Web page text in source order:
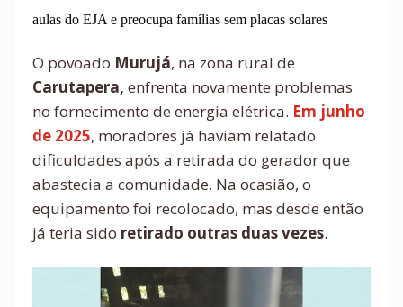
aulas do EJA e preocupa famílias sem placas solares
O povoado Murujá, na zona rural de
Carutapera, enfrenta novamente problemas
no fornecimento de energia elétrica. Em junho
de 2025, moradores já haviam relatado
dificuldades após a retirada do gerador que
abastecia a comunidade. Na ocasião, o
equipamento foi recolocado, mas desde então
já teria sido retirado outras duas vezes.